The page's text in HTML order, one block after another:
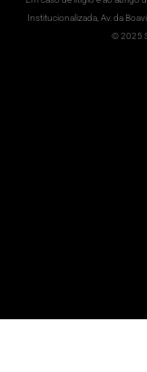
Institucionalizada, Av. da
© 2025